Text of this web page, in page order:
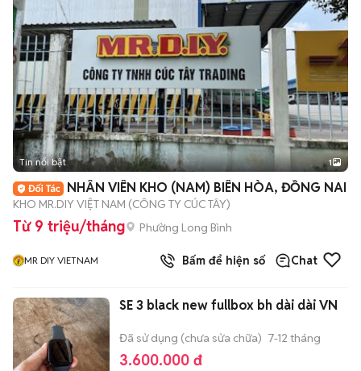
Tin nổi bật 1
NHÂN VIÊN KHO (NAM) BIÊN HÒA, ĐỒNG NAI
KHO MR.DIY VIỆT NAM (CÔNG TY CÚC TÂY)
Từ 9 triệu/tháng Phường Long Bình
MR DIY VIETNAM Bấm để hiện số Chat
SE 3 black new fullbox bh dài dài VN
Đã sử dụng (chưa sửa chữa) 7-12 tháng
3.600.000 đ